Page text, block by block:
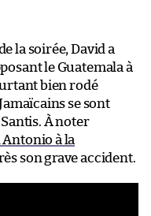
la soirée, David a
le Guatemala à
bien rodé
se sont
À noter
à la
son grave accident.